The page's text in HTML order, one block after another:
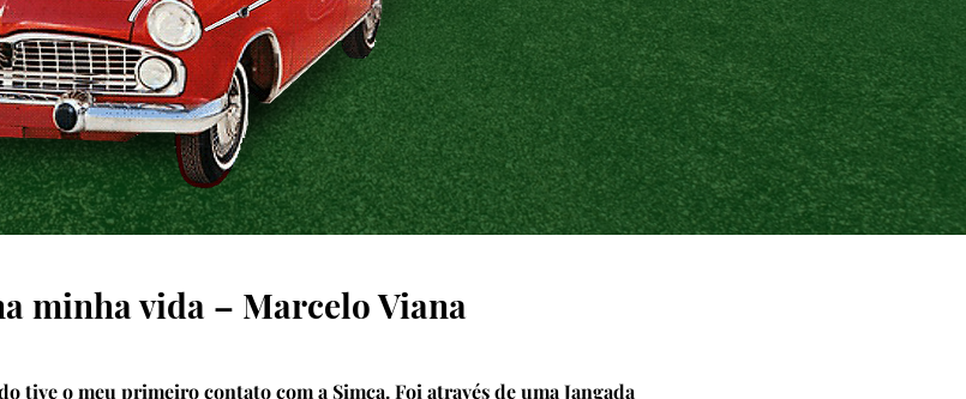
minha vida – Marcelo Viana
tive o meu primeiro contato com a Simca. Foi através de uma Jangada